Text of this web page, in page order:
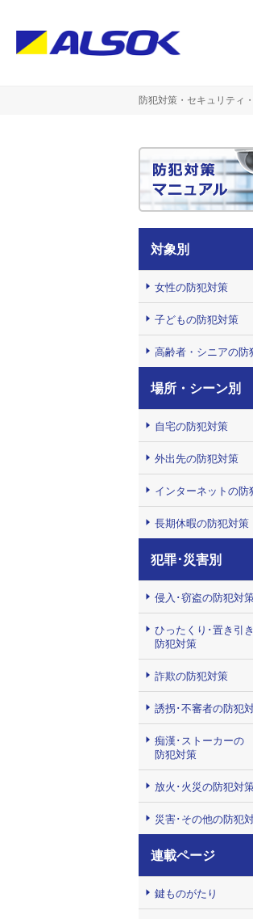
防犯対策・セキュリティ
対象別
女性の防犯対策
子どもの防犯対策
高齢者・シニアの防
場所・シーン別
自宅の防犯対策
外出先の防犯対策
インターネットの防
長期休暇の防犯対策
犯罪･災害別
侵入･窃盗の防犯対
ひったくり･置き引
防犯対策
詐欺の防犯対策
誘拐･不審者の防犯
痴漢･ストーカーの
防犯対策
放火･火災の防犯対
災害･その他の防犯
連載ページ
鍵ものがたり